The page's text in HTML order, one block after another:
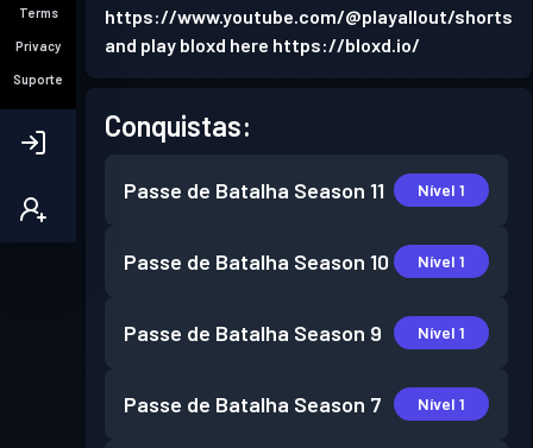
Terms
Privacy
Suporte
https://www.youtube.com/@playallout/shorts
and play bloxd here https://bloxd.io/
Conquistas:
Passe de Batalha Season 11 Nível 1
Passe de Batalha Season 10 Nível 1
Passe de Batalha Season 9 Nível 1
Passe de Batalha Season 7 Nível 1